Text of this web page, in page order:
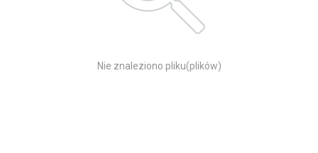
Nie znaleziono pliku(plików)